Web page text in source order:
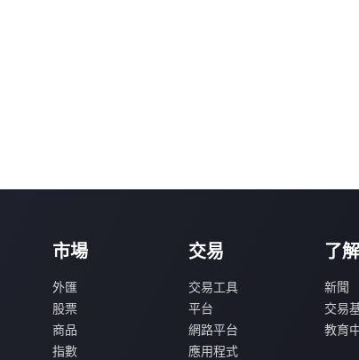
市場
外匯
股票
商品
指數
交易
交易工具
平台
網路平台
應用程式
了解
新聞
交易
教育